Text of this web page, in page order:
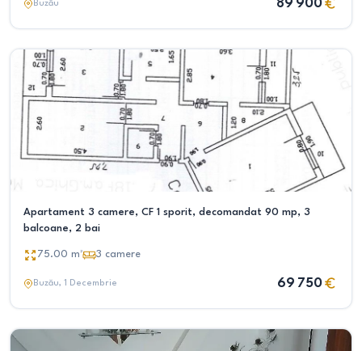
Buzău 89 900
Apartament 3 camere, CF 1 sporit, decomandat 90 mp, 3
balcoane, 2 bai
75.00 m² 3 camere
Buzău, 1 Decembrie 69 750